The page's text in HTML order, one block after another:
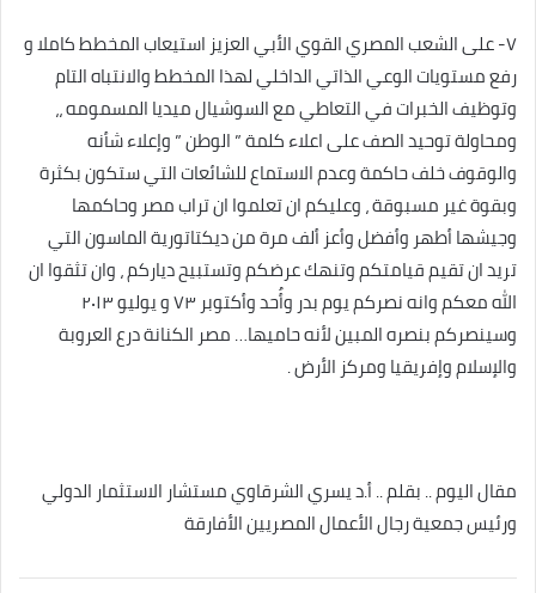
٧- على الشعب المصري القوي الأبي العزيز استيعاب المخطط كاملا و
رفع مستويات الوعي الذاتي الداخلي لهذا المخطط والانتباه التام
وتوظيف الخبرات في التعاطي مع السوشيال ميديا المسمومه ،،
ومحاولة توحيد الصف على اعلاء كلمة ” الوطن ” وإعلاء شأنه
والوقوف خلف حاكمة وعدم الاستماع للشائعات التي ستكون بكثرة
وبقوة غير مسبوقة ، وعليكم ان تعلموا ان تراب مصر وحاكمها
وجيشها أطهر وأفضل وأعز ألف مرة من ديكتاتورية الماسون التي
تريد ان تقيم قيامتكم وتنهك عرضكم وتستبيح دياركم ، وان تثقوا ان
الله معكم وانه نصركم يوم بدر وأُحد وأكتوبر ٧٣ و يوليو ٢٠١٣
وسينصركم بنصره المبين لأنه حاميها… مصر الكنانة درع العروبة
والإسلام وإفريقيا ومركز الأرض .
مقال اليوم .. بقلم .. أ.د يسري الشرقاوي مستشار الاستثمار الدولي
ورئيس جمعية رجال الأعمال المصريين الأفارقة